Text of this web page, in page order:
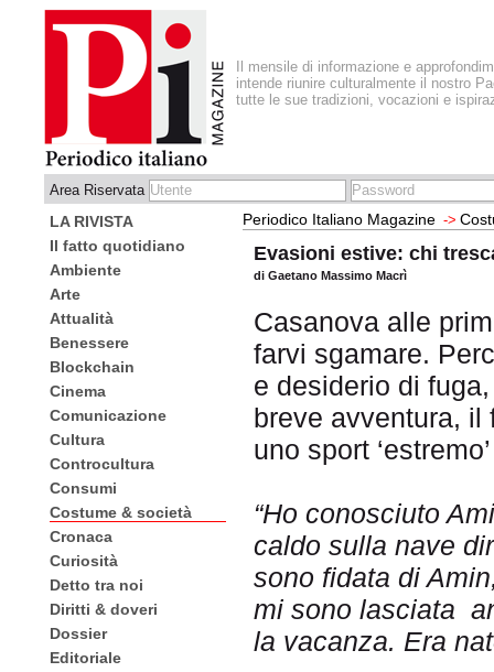
Il mensile di informazione e
intende riunire culturalmente il nostro
tutte le sue tradizioni, vocazioni e
Area Riservata
LA RIVISTA
Il fatto quotidiano
Ambiente
Arte
Attualità
Benessere
Blockchain
Cinema
Comunicazione
Cultura
Controcultura
Consumi
Costume & società
Cronaca
Curiosità
Detto tra noi
Diritti & doveri
Dossier
Editoriale
Periodico Italiano Magazine ->
Evasioni estive: chi
di Gaetano Massimo Macrì
Casanova alle
farvi sgamare.
e desiderio di
breve avventura, il
uno sport ‘estremo’
“Ho conosciuto
caldo sulla nave
sono fidata di
mi sono lasciata
la vacanza. Era